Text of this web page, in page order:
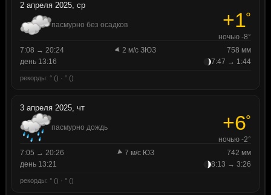
2 апреля 2025, ср
пасмурно без осадков +1°
ночью -8°
7:08 → 20:24
2 м/с ЗЮЗ
758 мм
день 13:16
7:47 → 1:44
рекорды: ° () · ° ()
3 апреля 2025, чт
пасмурно дождь +6°
ночью -2°
7:05 → 20:26
7 м/с ЮЗ
742 мм
день 13:21
8:13 → 3:26
рекорды: ° () · ° ()